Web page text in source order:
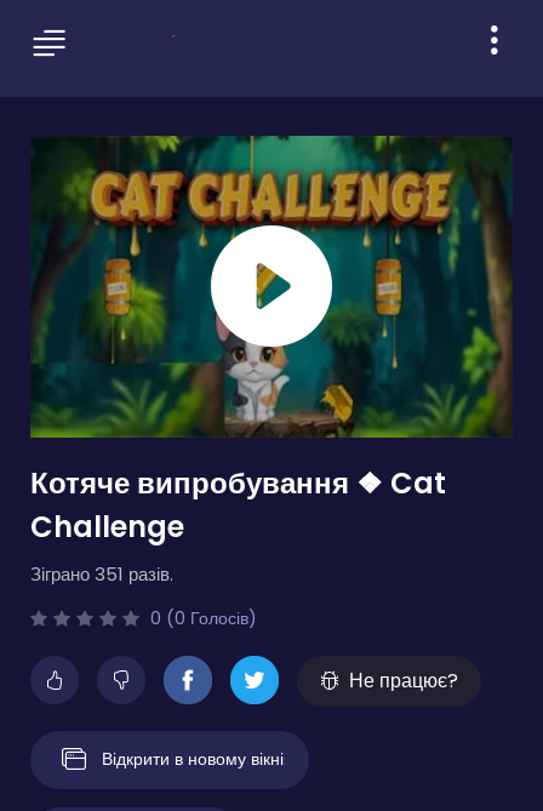
Котяче випробування ❖ Cat
Challenge
Зіграно 351 разів.
0 (0 Голосів)
Не працює?
Відкрити в новому вікні